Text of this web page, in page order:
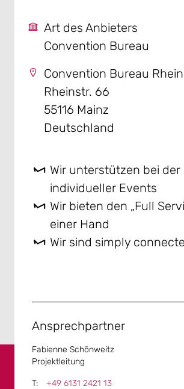
Art des Anbieters
Convention Bureau
Convention Bureau
Rheinstr. 66
55116 Mainz
Deutschland
Wir unterstützen bei der
individueller Events
Wir bieten den „Full
einer Hand
Wir sind simply
Ansprechpartner
Fabienne Schönweitz
Projektleitung
+49 6131 2421 13